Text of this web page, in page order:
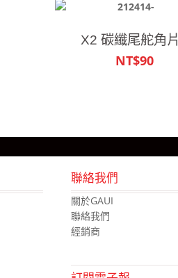
X2 碳纖尾舵角片
NT$90
聯絡我們
關於GAUI
聯絡我們
經銷商